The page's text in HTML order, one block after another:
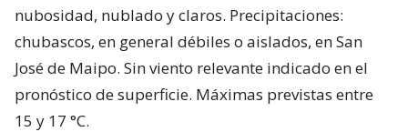
nubosidad, nublado y claros. Precipitaciones:
chubascos, en general débiles o aislados, en San
José de Maipo. Sin viento relevante indicado en el
pronóstico de superficie. Máximas previstas entre
15 y 17 °C.